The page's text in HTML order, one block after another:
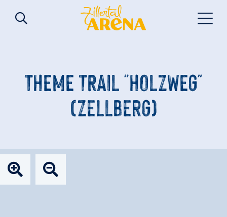
THEME TRAIL "HOLZWEG"
(ZELLBERG)